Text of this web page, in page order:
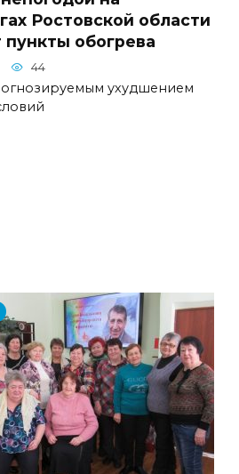
Ростовской области
пункты обогрева
44
ухудшением